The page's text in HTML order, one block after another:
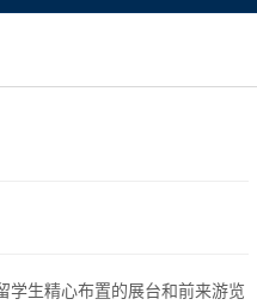
生精心布置的展台和前来游览